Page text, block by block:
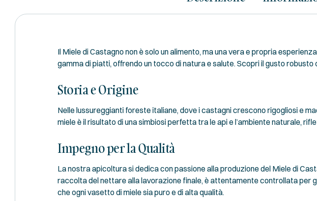
Il Miele di Castagno non è solo un alimento, ma una vera e propria
gamma di piatti, offrendo un tocco di natura e salute. Scopri il gusto
Storia e Origine
Nelle lussureggianti foreste italiane, dove i castagni crescono rigogliosi e
miele è il risultato di una simbiosi perfetta tra le api e l’ambiente naturale,
Impegno per la Qualità
La nostra apicoltura si dedica con passione alla produzione del Miele di
raccolta del nettare alla lavorazione finale, è attentamente controllata
che ogni vasetto di miele sia puro e di alta qualità.